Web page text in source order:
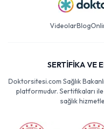
VideolarBlog
SERTİFİKA VE
Doktorsitesi.com Sağlık
platformudur. Sertifikaları
sağlık